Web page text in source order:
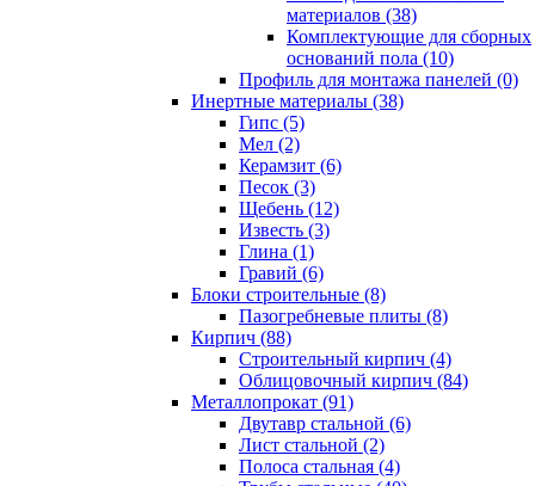
материалов (38)
Комплектующие для сборных
оснований пола (10)
Профиль для монтажа панелей (0)
Инертные материалы (38)
Гипс (5)
Мел (2)
Керамзит (6)
Песок (3)
Щебень (12)
Известь (3)
Глина (1)
Гравий (6)
Блоки строительные (8)
Пазогребневые плиты (8)
Кирпич (88)
Строительный кирпич (4)
Облицовочный кирпич (84)
Металлопрокат (91)
Двутавр стальной (6)
Лист стальной (2)
Полоса стальная (4)